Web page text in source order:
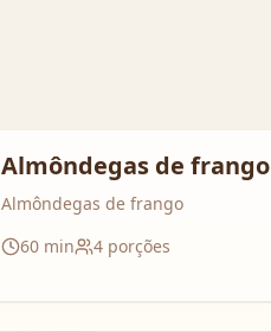
Almôndegas de frango
Almôndegas de frango
60min 4porções